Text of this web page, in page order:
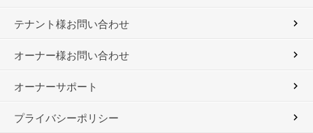
テナント様お問い合わせ
オーナー様お問い合わせ
オーナーサポート
プライバシーポリシー